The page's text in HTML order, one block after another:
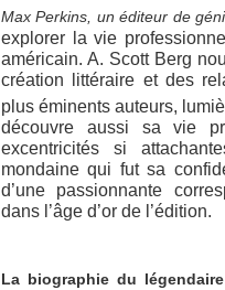
Max Perkins, un éditeur de
explorer la vie
américain. A. Scott Berg
création littéraire et des
plus éminents auteurs,
découvre aussi sa vie
excentricités si
mondaine qui fut sa
d’une passionnante
dans l’âge d’or de l’édition.
La biographie du